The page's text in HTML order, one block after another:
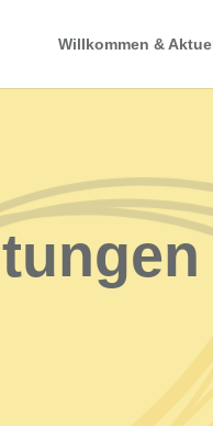
Willkommen &